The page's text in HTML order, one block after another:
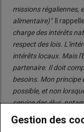
missions régaliennes,
alimentaire)". Il
charge des intérêts
respect des lois.
intérêts locaux. Mais
partenaire. Il doit
besoins. Mon principe
possible, et non
service des élus,
l'interface de proximité
expliquer les
Gestion des